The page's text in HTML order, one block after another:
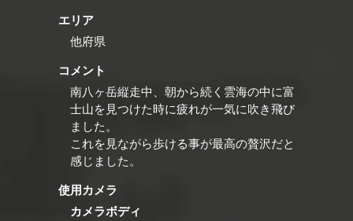
エリア
他府県
コメント
南八ヶ岳縦走中、朝から続く雲海の中に富
士山を見つけた時に疲れが一気に吹き飛び
ました。
これを見ながら歩ける事が最高の贅沢だと
感じました。
使用カメラ
カメラボディ